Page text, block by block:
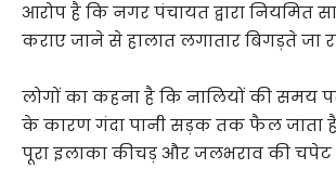
आरोप है कि नगर पंचायत द्वारा नियमित
कराए जाने से हालात लगातार बिगड़ते जा
लोगों का कहना है कि नालियों की समय
के कारण गंदा पानी सड़क तक फैल जाता
पूरा इलाका कीचड़ और जलभराव की चपेट